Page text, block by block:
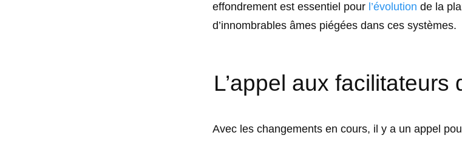
effondrement est essentiel pour l’évolution de la
d’innombrables âmes piégées dans ces systèmes.
L’appel aux facilitateurs
Avec les changements en cours, il y a un appel